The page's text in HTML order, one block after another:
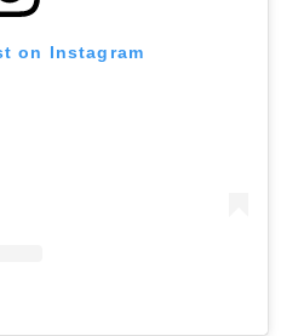
on Instagram